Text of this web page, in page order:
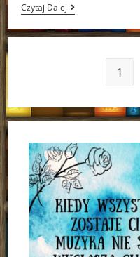
Czytaj DalejUginają
Się
Regały
#25
1